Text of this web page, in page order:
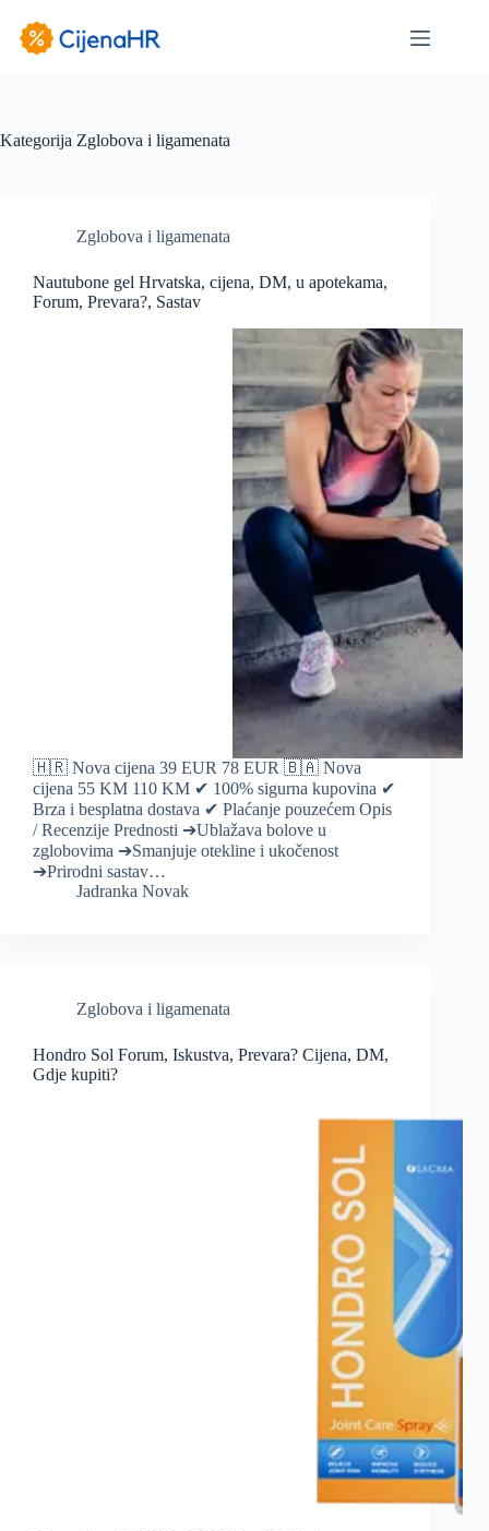
sadržaj
Kategorija Zglobova i ligamenata
Zglobova i ligamenata
Nautubone gel Hrvatska, cijena, DM, u apotekama,
Forum, Prevara?, Sastav
🇭🇷 Nova cijena 39 EUR 78 EUR 🇧🇦 Nova
cijena 55 KM 110 KM ✔ 100% sigurna kupovina ✔
Brza i besplatna dostava ✔ Plaćanje pouzećem Opis
/ Recenzije Prednosti ➔Ublažava bolove u
zglobovima ➔Smanjuje otekline i ukočenost
➔Prirodni sastav…
Jadranka Novak
Zglobova i ligamenata
Hondro Sol Forum, Iskustva, Prevara? Cijena, DM,
Gdje kupiti?